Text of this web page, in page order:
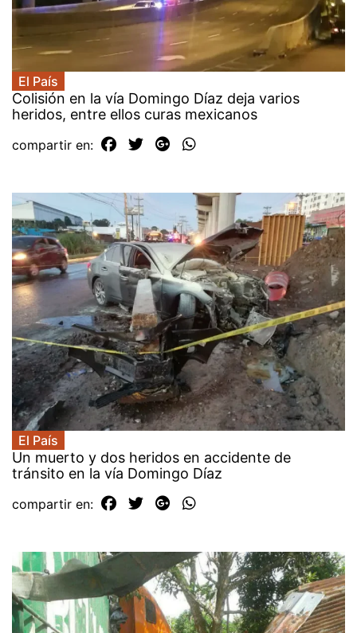
El País
Colisión en la vía Domingo Díaz deja varios
heridos, entre ellos curas mexicanos
compartir en:
El País
Un muerto y dos heridos en accidente de
tránsito en la vía Domingo Díaz
compartir en: